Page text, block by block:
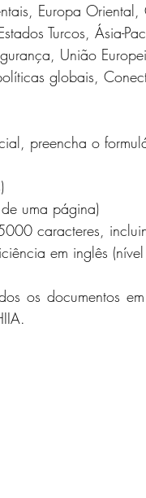
Europa
Turcos, Ásia-
União
globais,
preencha o
uma página)
caracteres,
em inglês
os documentos